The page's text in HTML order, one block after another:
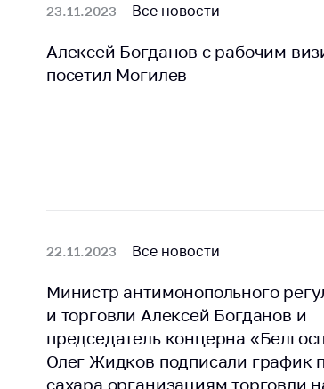
23.11.2023 Все новости
Алексей Богданов с рабочим
посетил Могилев
22.11.2023 Все новости
Министр антимонопольного
и торговли Алексей Богданов и
председатель концерна
Олег Жидков подписали график
сахара организациям торговли